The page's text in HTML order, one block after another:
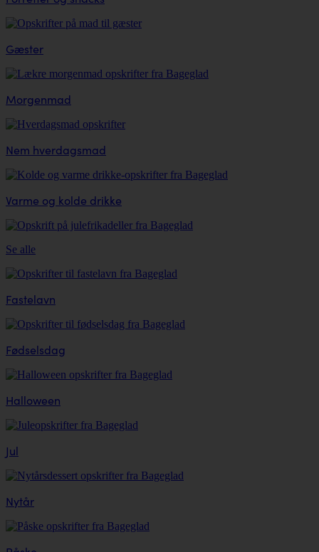
Gæster
Morgenmad
Nem hverdagsmad
Varme og kolde drikke
Se alle
Fastelavn
Fødselsdag
Halloween
Jul
Nytår